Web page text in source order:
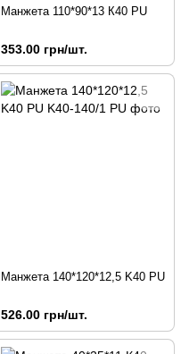
Манжета 110*90*13 К40 PU
353.00 грн/шт.
Манжета 140*120*12,5 K40 PU
526.00 грн/шт.